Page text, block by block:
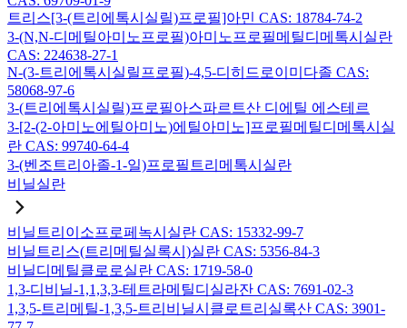
트리스[3-(트리에톡시실릴)프로필]아민 CAS: 18784-74-2
3-(N,N-디메틸아미노프로필)아미노프로필메틸디메톡시실란
CAS: 224638-27-1
N-(3-트리에톡시실릴프로필)-4,5-디히드로이미다졸 CAS:
58068-97-6
3-(트리에톡시실릴)프로필아스파르트산 디에틸 에스테르
3-[2-(2-아미노에틸아미노)에틸아미노]프로필메틸디메톡시실
란 CAS: 99740-64-4
3-(벤조트리아졸-1-일)프로필트리메톡시실란
비닐실란
비닐트리이소프로페녹시실란 CAS: 15332-99-7
비닐트리스(트리메틸실록시)실란 CAS: 5356-84-3
비닐디메틸클로로실란 CAS: 1719-58-0
1,3-디비닐-1,1,3,3-테트라메틸디실라잔 CAS: 7691-02-3
1,3,5-트리메틸-1,3,5-트리비닐시클로트리실록산 CAS: 3901-